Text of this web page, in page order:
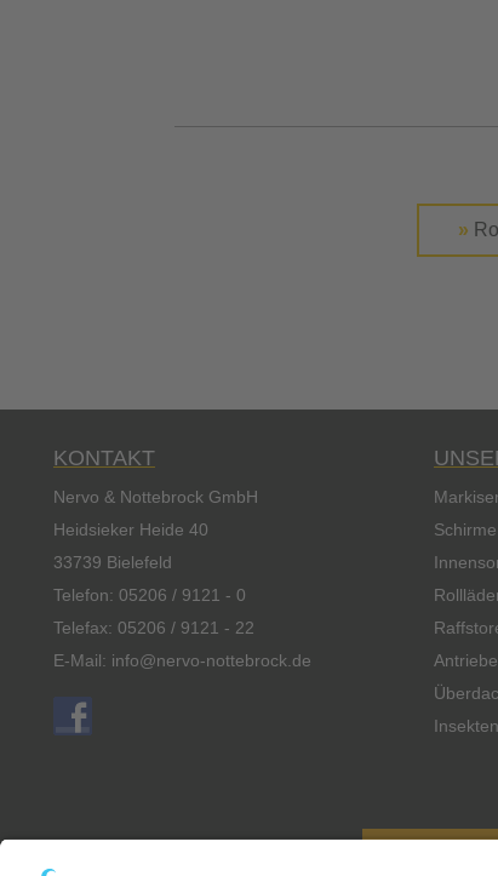
»
KONTAKT
Nervo & Nottebrock GmbH
Heidsieker Heide 40
33739 Bielefeld
Telefon: 05206 / 9121 - 0
Telefax: 05206 / 9121 - 22
E-Mail: info@nervo-nottebrock.de